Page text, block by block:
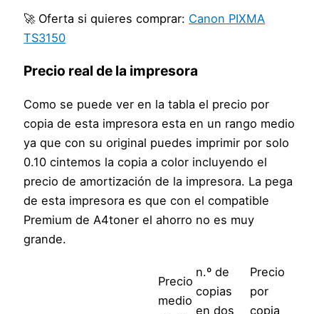
🚀 Oferta si quieres comprar: Canon PIXMA
TS3150
Precio real de la impresora
Como se puede ver en la tabla el precio por
copia de esta impresora esta en un rango medio
ya que con su original puedes imprimir por solo
0.10 cintemos la copia a color incluyendo el
precio de amortización de la impresora. La pega
de esta impresora es que con el compatible
Premium de A4toner el ahorro no es muy
grande.
Precio
medio
n.º de
copias
en dos
Precio
por
copia